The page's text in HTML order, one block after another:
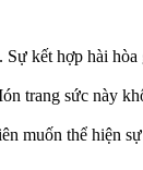
Sự kết hợp hài
trang sức này
muốn thể hiện